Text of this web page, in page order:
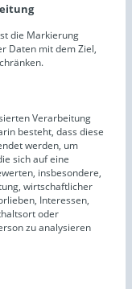
die Markierung
Daten mit dem Ziel,
Verarbeitung
besteht, dass diese
werden, um
sich auf eine
insbesondere,
wirtschaftlicher
Interessen,
oder
zu analysieren